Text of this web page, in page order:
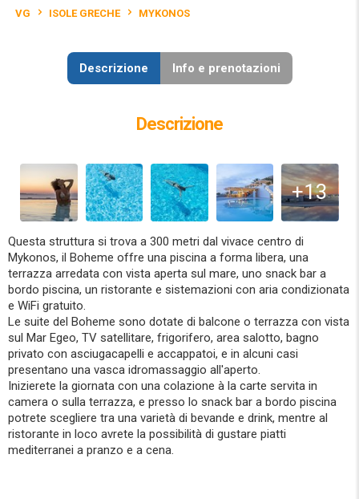
VG ISOLE GRECHE MYKONOS
Descrizione Info e prenotazioni
Descrizione
+13
Questa struttura si trova a 300 metri dal vivace centro di
Mykonos, il Boheme offre una piscina a forma libera, una
terrazza arredata con vista aperta sul mare, uno snack bar a
bordo piscina, un ristorante e sistemazioni con aria condizionata
e WiFi gratuito.
Le suite del Boheme sono dotate di balcone o terrazza con vista
sul Mar Egeo, TV satellitare, frigorifero, area salotto, bagno
privato con asciugacapelli e accappatoi, e in alcuni casi
presentano una vasca idromassaggio all'aperto.
Inizierete la giornata con una colazione à la carte servita in
camera o sulla terrazza, e presso lo snack bar a bordo piscina
potrete scegliere tra una varietà di bevande e drink, mentre al
ristorante in loco avrete la possibilità di gustare piatti
mediterranei a pranzo e a cena.